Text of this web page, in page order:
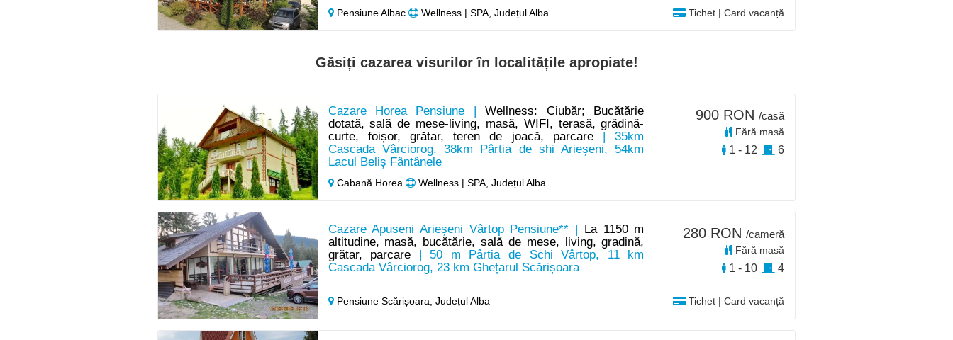
Pensiune Albac Wellness | SPA, Județul Alba Tichet | Card vacanță
Găsiți cazarea visurilor în localitățile apropiate!
Cazare Horea Pensiune |Wellness: Ciubăr; Bucătărie
dotată, sală de mese-living, masă, WIFI, terasă, grădină-
curte, foișor, grătar, teren de joacă, parcare| 35km
Cascada Vârciorog, 38km Pârtia de shi Arieșeni, 54km
Lacul Beliș Fântânele
Cabană Horea Wellness | SPA, Județul Alba
900 RON /casă
Fără masă
1 - 12 6
Cazare Apuseni Arieșeni Vârtop Pensiune** |
La 1150 m
altitudine, masă, bucătărie, sală de mese, living, gradină,
grătar, parcare | 50 m Pârtia de Schi Vârtop, 11 km
Cascada Vârciorog, 23 km Ghețarul Scărișoara
Pensiune Scărișoara, Județul Alba Tichet | Card vacanță
280 RON /cameră
Fără masă
1 - 10 4